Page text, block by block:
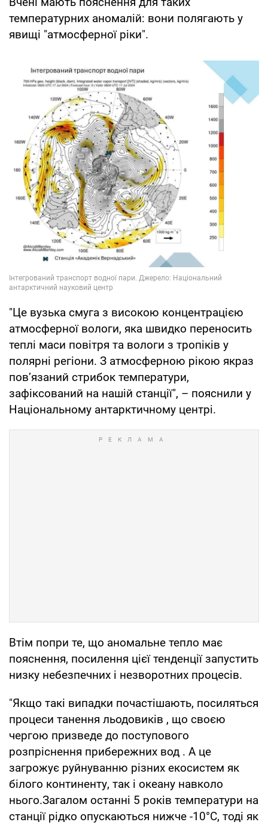
температурних аномалій: вони полягають у
явищі "атмосферної ріки".
"Це вузька смуга з високою концентрацією
атмосферної вологи, яка швидко переносить
теплі маси повітря та вологи з тропіків у
полярні регіони. З атмосферною рікою якраз
пов’язаний стрибок температури,
зафіксований на нашій станції", – пояснили у
Національному антарктичному центрі.
Втім попри те, що аномальне тепло має
пояснення, посилення цієї тенденції запустить
низку небезпечних і незворотних процесів.
"Якщо такі випадки почастішають, посиляться
процеси танення льодовиків , що своєю
чергою призведе до поступового
розпріснення прибережних вод . А це
загрожує руйнуванню різних екосистем як
білого континенту, так і океану навколо
нього.Загалом останні 5 років температури на
станції рідко опускаються нижче -10°С, тоді як